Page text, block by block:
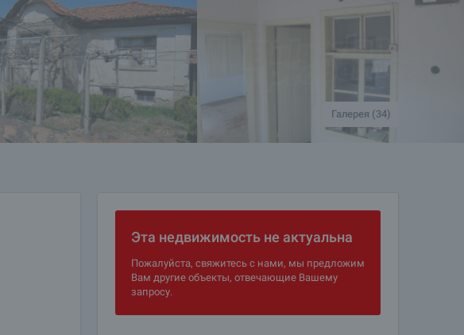
Галерея (34)
Эта недвижимость не актуальна
Пожалуйста, свяжитесь с нами, мы предложим
Вам другие объекты, отвечающие Вашему
запросу.